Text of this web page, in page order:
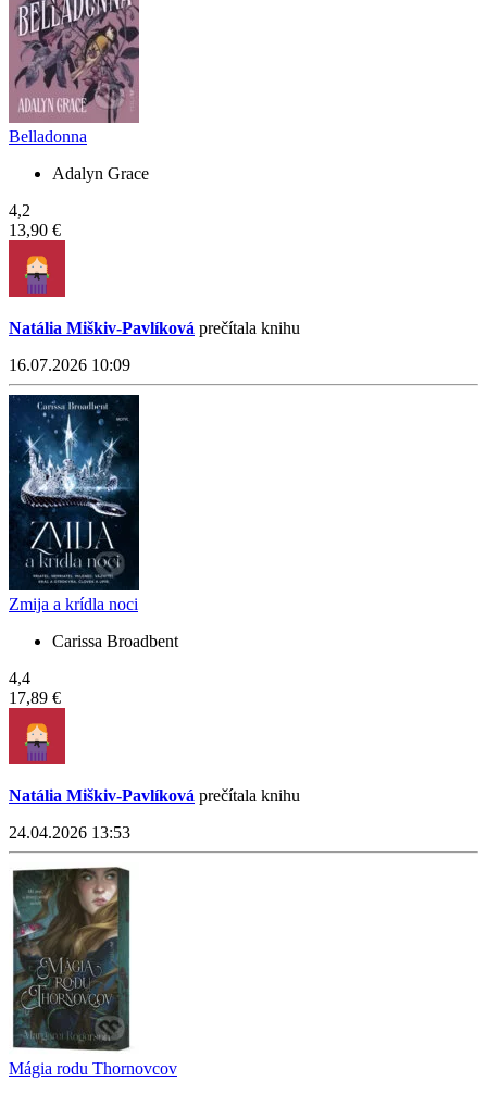
Belladonna
Adalyn Grace
4,2
13,90 €
Natália Miškiv-Pavlíková prečítala knihu
16.07.2026 10:09
Zmija a krídla noci
Carissa Broadbent
4,4
17,89 €
Natália Miškiv-Pavlíková prečítala knihu
24.04.2026 13:53
Mágia rodu Thornovcov